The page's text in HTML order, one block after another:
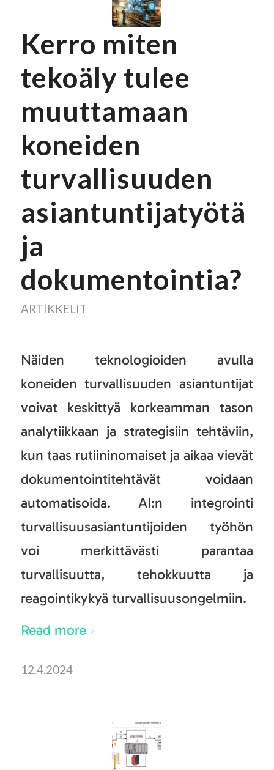
Kerro miten
tekoäly tulee
muuttamaan
koneiden
turvallisuuden
asiantuntijatyötä
ja
dokumentointia?
ARTIKKELIT
Näiden teknologioiden avulla
koneiden turvallisuuden asiantuntijat
voivat keskittyä korkeamman tason
analytiikkaan ja strategisiin tehtäviin,
kun taas rutiininomaiset ja aikaa vievät
dokumentointitehtävät voidaan
automatisoida. AI:n integrointi
turvallisuusasiantuntijoiden työhön
voi merkittävästi parantaa
turvallisuutta, tehokkuutta ja
reagointikykyä turvallisuusongelmiin.
Read more
12.4.2024